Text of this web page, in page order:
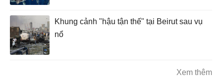
Khung cảnh "hậu tận thế" tại Beirut sau vụ
nổ
Xem thêm